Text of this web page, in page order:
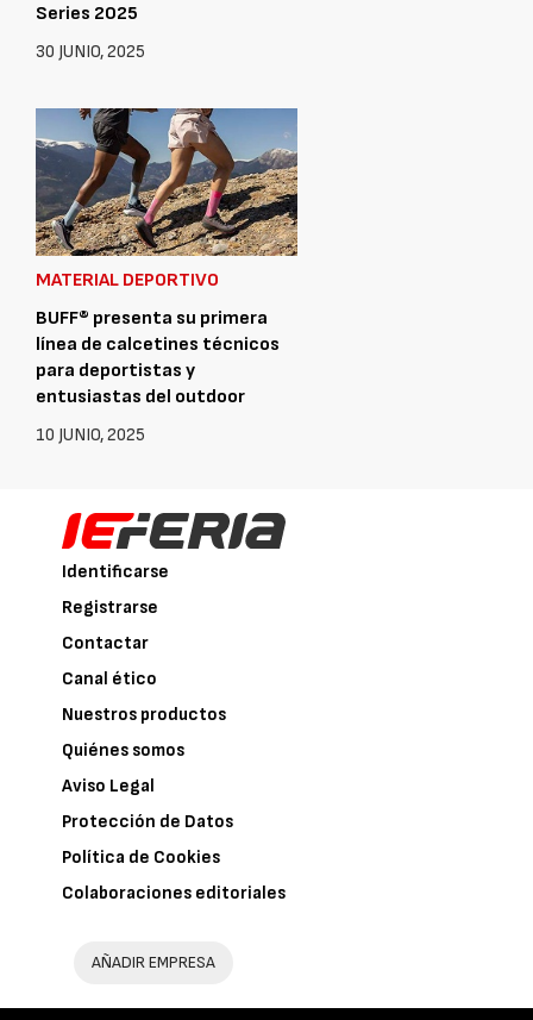
Series 2025
30 JUNIO, 2025
MATERIAL DEPORTIVO
BUFF® presenta su primera
línea de calcetines técnicos
para deportistas y
entusiastas del outdoor
10 JUNIO, 2025
Identificarse
Registrarse
Contactar
Canal ético
Nuestros productos
Quiénes somos
Aviso Legal
Protección de Datos
Política de Cookies
Colaboraciones editoriales
AÑADIR EMPRESA